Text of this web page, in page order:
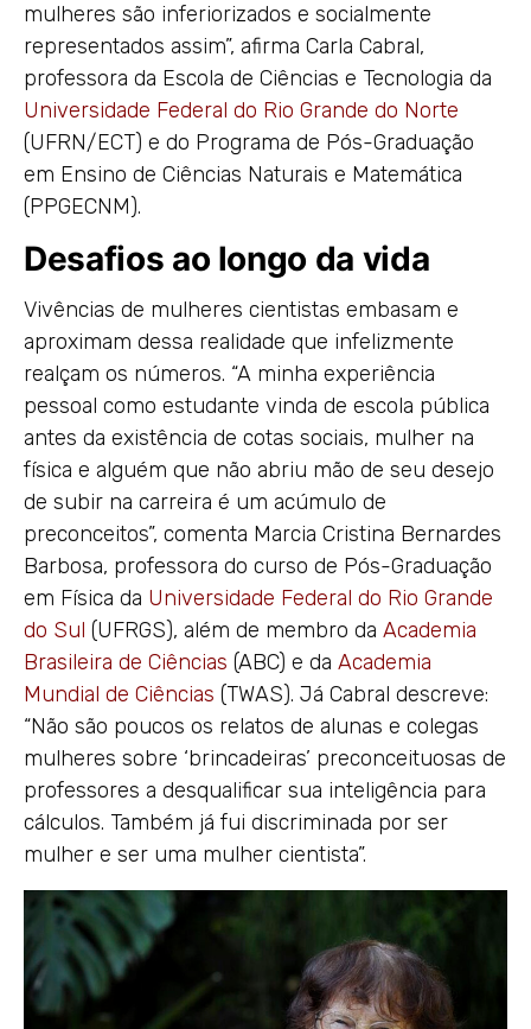
mulheres são inferiorizados e socialmente
representados assim”, afirma Carla Cabral,
professora da Escola de Ciências e Tecnologia da
Universidade Federal do Rio Grande do Norte
(UFRN/ECT) e do Programa de Pós-Graduação
em Ensino de Ciências Naturais e Matemática
(PPGECNM).
Desafios ao longo da vida
Vivências de mulheres cientistas embasam e
aproximam dessa realidade que infelizmente
realçam os números. “A minha experiência
pessoal como estudante vinda de escola pública
antes da existência de cotas sociais, mulher na
física e alguém que não abriu mão de seu desejo
de subir na carreira é um acúmulo de
preconceitos”, comenta Marcia Cristina Bernardes
Barbosa, professora do curso de Pós-Graduação
em Física da Universidade Federal do Rio Grande
do Sul (UFRGS), além de membro da Academia
Brasileira de Ciências (ABC) e da Academia
Mundial de Ciências (TWAS). Já Cabral descreve:
“Não são poucos os relatos de alunas e colegas
mulheres sobre ‘brincadeiras’ preconceituosas de
professores a desqualificar sua inteligência para
cálculos. Também já fui discriminada por ser
mulher e ser uma mulher cientista”.